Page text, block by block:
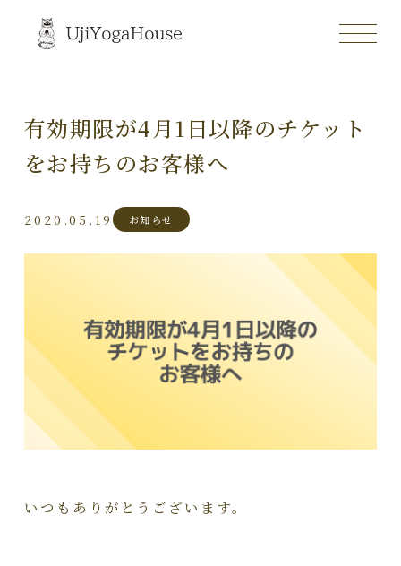
有効期限が4月1日以降のチケット
をお持ちのお客様へ
2020.05.19 お知らせ
いつもありがとうございます。